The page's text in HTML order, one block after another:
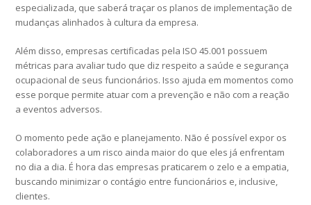
especializada, que saberá traçar os planos de implementação de
mudanças alinhados à cultura da empresa.
Além disso, empresas certificadas pela ISO 45.001 possuem
métricas para avaliar tudo que diz respeito a saúde e segurança
ocupacional de seus funcionários. Isso ajuda em momentos como
esse porque permite atuar com a prevenção e não com a reação
a eventos adversos.
O momento pede ação e planejamento. Não é possível expor os
colaboradores a um risco ainda maior do que eles já enfrentam
no dia a dia. É hora das empresas praticarem o zelo e a empatia,
buscando minimizar o contágio entre funcionários e, inclusive,
clientes.